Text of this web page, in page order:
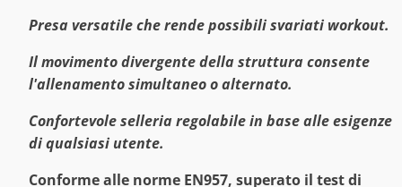
Presa versatile che rende possibili svariati workout.
Il movimento divergente della struttura consente
l'allenamento simultaneo o alternato.
Confortevole selleria regolabile in base alle esigenze
di qualsiasi utente.
Conforme alle norme EN957, superato il test di